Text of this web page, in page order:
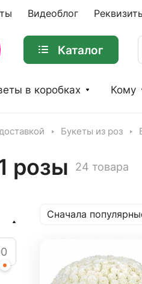
Видеоблог
Каталог
в коробках Кому
Букеты из роз
розы 24 товара
Сначала